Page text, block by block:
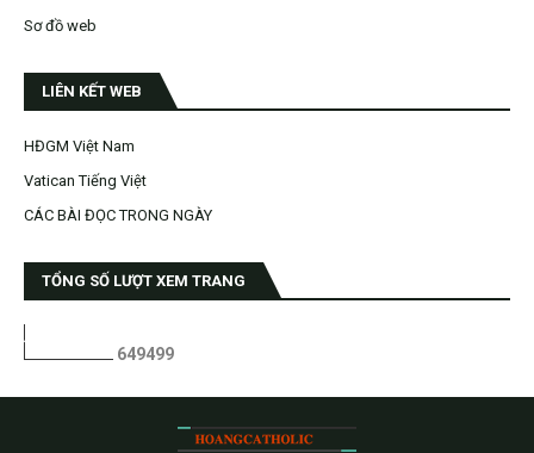
Sơ đồ web
LIÊN KẾT WEB
HĐGM Việt Nam
Vatican Tiếng Việt
CÁC BÀI ĐỌC TRONG NGÀY
TỔNG SỐ LƯỢT XEM TRANG
649499